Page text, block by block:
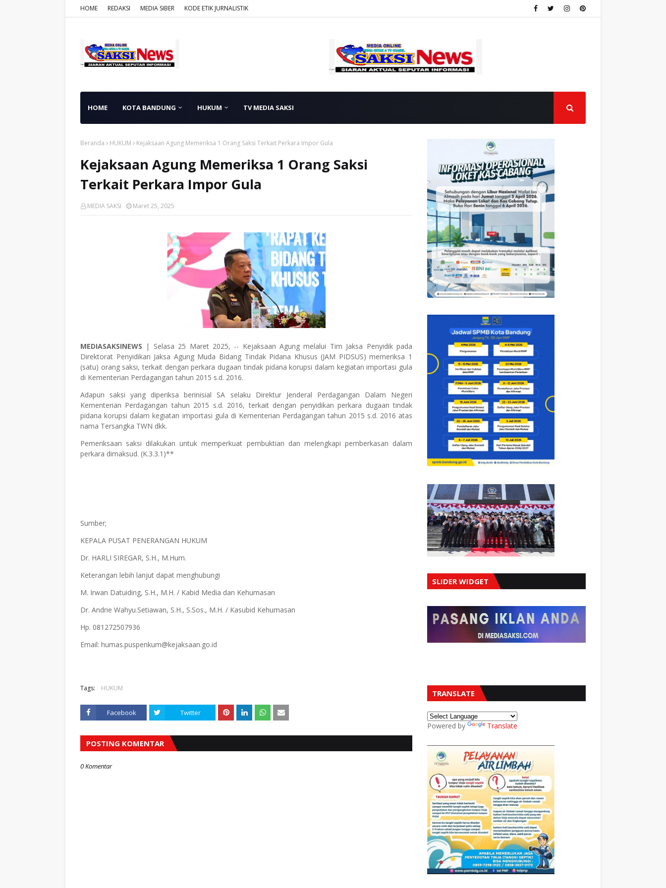
HOME REDAKSI MEDIA SIBER KODE ETIK JURNALISTIK
HOME KOTA BANDUNG HUKUM TV MEDIA SAKSI
Beranda HUKUM Kejaksaan Agung Memeriksa 1 Orang Saksi Terkait Perkara Impor Gula
Kejaksaan Agung Memeriksa 1 Orang Saksi
Terkait Perkara Impor Gula
MEDIA SAKSI Maret 25, 2025
MEDIASAKSINEWS | Selasa 25 Maret 2025, -- Kejaksaan Agung melalui Tim Jaksa Penyidik pada
Direktorat Penyidikan Jaksa Agung Muda Bidang Tindak Pidana Khusus (JAM PIDSUS) memeriksa 1
(satu) orang saksi, terkait dengan perkara dugaan tindak pidana korupsi dalam kegiatan importasi gula
di Kementerian Perdagangan tahun 2015 s.d. 2016.
Adapun saksi yang diperiksa berinisial SA selaku Direktur Jenderal Perdagangan Dalam Negeri
Kementerian Perdagangan tahun 2015 s.d. 2016, terkait dengan penyidikan perkara dugaan tindak
pidana korupsi dalam kegiatan importasi gula di Kementerian Perdagangan tahun 2015 s.d. 2016 atas
nama Tersangka TWN dkk.
Pemeriksaan saksi dilakukan untuk memperkuat pembuktian dan melengkapi pemberkasan dalam
perkara dimaksud. (K.3.3.1)**
Sumber;
KEPALA PUSAT PENERANGAN HUKUM
Dr. HARLI SIREGAR, S.H., M.Hum.
Keterangan lebih lanjut dapat menghubungi
M. Irwan Datuiding, S.H., M.H. / Kabid Media dan Kehumasan
Dr. Andrie Wahyu.Setiawan, S.H., S.Sos., M.H. / Kasubid Kehumasan
Hp. 081272507936
Email: humas.puspenkum@kejaksaan.go.id
Tags: HUKUM
Facebook Twitter
POSTING KOMENTAR
0 Komentar
SLIDER WIDGET
TRANSLATE
Powered by Translate